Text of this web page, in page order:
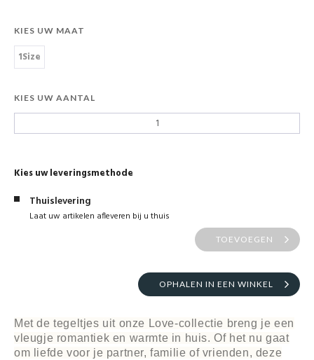
KIES UW MAAT
1Size
KIES UW AANTAL
Kies uw leveringsmethode
Thuislevering
Laat uw artikelen afleveren bij u thuis
TOEVOEGEN
OPHALEN IN EEN WINKEL
Met de tegeltjes uit onze Love-collectie breng je een
vleugje romantiek en warmte in huis. Of het nu gaat
om liefde voor je partner, familie of vrienden, deze